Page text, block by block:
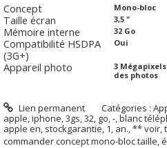
Concept
Mono-bloc
Taille écran 3,5 "
Mémoire interne 32 Go
Compatibilité HSDPA
(3G+)
Oui
Appareil photo
3
des photos
Lien permanent Catégories :
apple,iphone,3gs,32, go,-,blanc
apple en, stockgarantie, 1, an.,** voir,
commander concept mono-bloc taille,